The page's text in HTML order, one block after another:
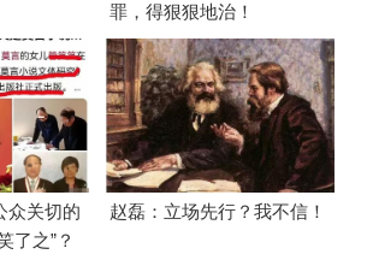
罪，得狠狠地治！
众关切的
了之”？
赵磊：立场先行？我不信！